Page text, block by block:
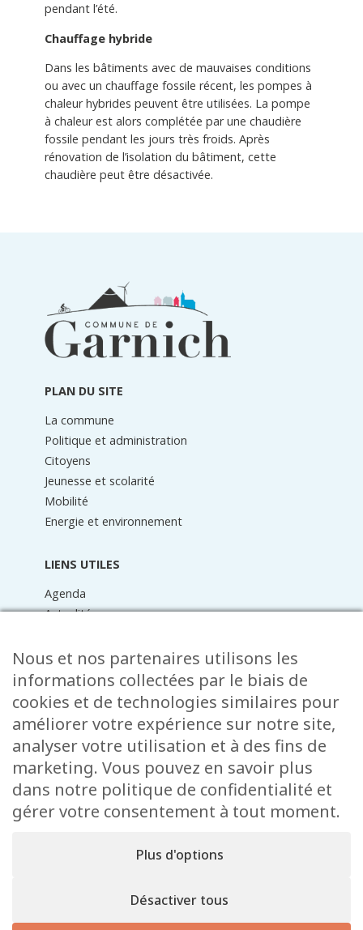
pendant l’été.
Chauffage hybride
Dans les bâtiments avec de mauvaises conditions
ou avec un chauffage fossile récent, les pompes à
chaleur hybrides peuvent être utilisées. La pompe
à chaleur est alors complétée par une chaudière
fossile pendant les jours très froids. Après
rénovation de l’isolation du bâtiment, cette
chaudière peut être désactivée.
Informations
PLAN DU SITE
La commune
Politique et administration
Citoyens
Jeunesse et scolarité
Mobilité
Energie et environnement
LIENS UTILES
Agenda
Actualités
Raider online
Formulaires
Faq
Contact
CONTACT
15 Rue de l’École
L-8353 Garnich
38 00 19 1
Mentions
Nous et nos partenaires utilisons les
informations collectées par le biais de
cookies et de technologies similaires pour
améliorer votre expérience sur notre site,
analyser votre utilisation et à des fins de
marketing. Vous pouvez en savoir plus
dans notre politique de confidentialité et
gérer votre consentement à tout moment.
Plus d'options
Désactiver tous